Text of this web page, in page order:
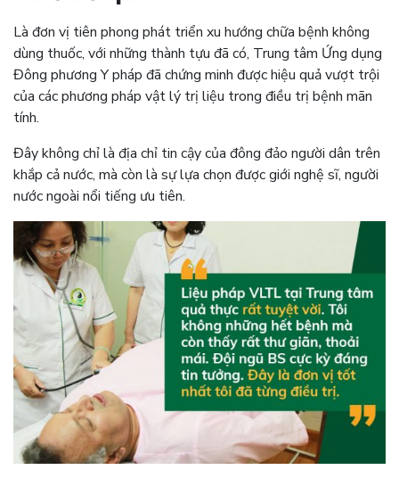
Là đơn vị tiên phong phát triển xu hướng chữa bệnh không
dùng thuốc, với những thành tựu đã có, Trung tâm Ứng dụng
Đông phương Y pháp đã chứng minh được hiệu quả vượt trội
của các phương pháp vật lý trị liệu trong điều trị bệnh mãn
tính.
Đây không chỉ là địa chỉ tin cậy của đông đảo người dân trên
khắp cả nước, mà còn là sự lựa chọn được giới nghệ sĩ, người
nước ngoài nổi tiếng ưu tiên.